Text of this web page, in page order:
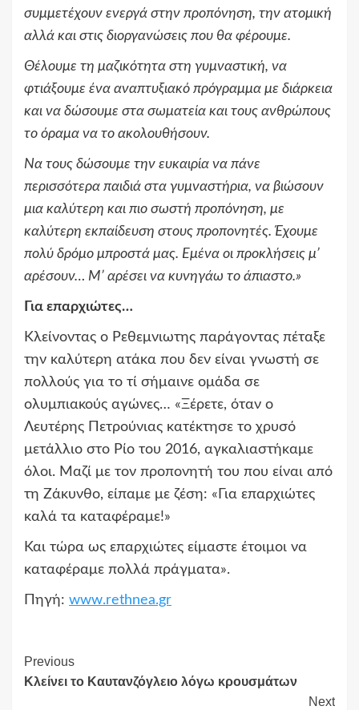
συμμετέχουν ενεργά στην προπόνηση, την ατομική
αλλά και στις διοργανώσεις που θα φέρουμε.
Θέλουμε τη μαζικότητα στη γυμναστική, να
φτιάξουμε ένα αναπτυξιακό πρόγραμμα με διάρκεια
και να δώσουμε στα σωματεία και τους ανθρώπους
το όραμα να το ακολουθήσουν.
Να τους δώσουμε την ευκαιρία να πάνε
περισσότερα παιδιά στα γυμναστήρια, να βιώσουν
μια καλύτερη και πιο σωστή προπόνηση, με
καλύτερη εκπαίδευση στους προπονητές. Έχουμε
πολύ δρόμο μπροστά μας. Εμένα οι προκλήσεις μ’
αρέσουν… Μ’ αρέσει να κυνηγάω το άπιαστο.»
Για επαρχιώτες…
Κλείνοντας ο Ρεθεμνιωτης παράγοντας πέταξε
την καλύτερη ατάκα που δεν είναι γνωστή σε
πολλούς για το τί σήμαινε ομάδα σε
ολυμπιακούς αγώνες… «Ξέρετε, όταν ο
Λευτέρης Πετρούνιας κατέκτησε το χρυσό
μετάλλιο στο Ρίο του 2016, αγκαλιαστήκαμε
όλοι. Μαζί με τον προπονητή του που είναι από
τη Ζάκυνθο, είπαμε με ζέση: «Για επαρχιώτες
καλά τα καταφέραμε!»
Και τώρα ως επαρχιώτες είμαστε έτοιμοι να
καταφέραμε πολλά πράγματα».
Πηγή: www.rethnea.gr
Continue
Reading
Previous
Κλείνει το Καυτανζόγλειο λόγω κρουσμάτων
Next